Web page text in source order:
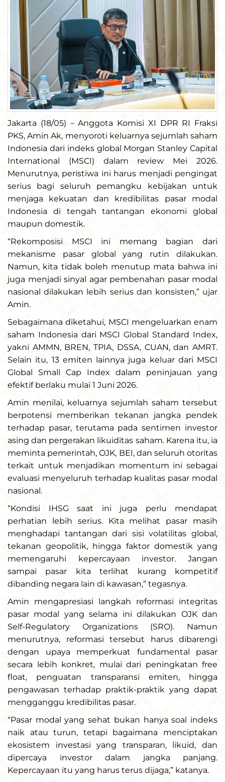
Jakarta (18/05) – Anggota Komisi XI DPR RI Fraksi
PKS, Amin Ak, menyoroti keluarnya sejumlah saham
Indonesia dari indeks global Morgan Stanley Capital
International (MSCI) dalam review Mei 2026.
Menurutnya, peristiwa ini harus menjadi pengingat
serius bagi seluruh pemangku kebijakan untuk
menjaga kekuatan dan kredibilitas pasar modal
Indonesia di tengah tantangan ekonomi global
maupun domestik.
“Rekomposisi MSCI ini memang bagian dari
mekanisme pasar global yang rutin dilakukan.
Namun, kita tidak boleh menutup mata bahwa ini
juga menjadi sinyal agar pembenahan pasar modal
nasional dilakukan lebih serius dan konsisten,” ujar
Amin.
Sebagaimana diketahui, MSCI mengeluarkan enam
saham Indonesia dari MSCI Global Standard Index,
yakni AMMN, BREN, TPIA, DSSA, CUAN, dan AMRT.
Selain itu, 13 emiten lainnya juga keluar dari MSCI
Global Small Cap Index dalam peninjauan yang
efektif berlaku mulai 1 Juni 2026.
Amin menilai, keluarnya sejumlah saham tersebut
berpotensi memberikan tekanan jangka pendek
terhadap pasar, terutama pada sentimen investor
asing dan pergerakan likuiditas saham. Karena itu, ia
meminta pemerintah, OJK, BEI, dan seluruh otoritas
terkait untuk menjadikan momentum ini sebagai
evaluasi menyeluruh terhadap kualitas pasar modal
nasional.
“Kondisi IHSG saat ini juga perlu mendapat
perhatian lebih serius. Kita melihat pasar masih
menghadapi tantangan dari sisi volatilitas global,
tekanan geopolitik, hingga faktor domestik yang
memengaruhi kepercayaan investor. Jangan
sampai pasar kita terlihat kurang kompetitif
dibanding negara lain di kawasan,” tegasnya.
Amin mengapresiasi langkah reformasi integritas
pasar modal yang selama ini dilakukan OJK dan
Self-Regulatory Organizations (SRO). Namun
menurutnya, reformasi tersebut harus dibarengi
dengan upaya memperkuat fundamental pasar
secara lebih konkret, mulai dari peningkatan free
float, penguatan transparansi emiten, hingga
pengawasan terhadap praktik-praktik yang dapat
mengganggu kredibilitas pasar.
“Pasar modal yang sehat bukan hanya soal indeks
naik atau turun, tetapi bagaimana menciptakan
ekosistem investasi yang transparan, likuid, dan
dipercaya investor dalam jangka panjang.
Kepercayaan itu yang harus terus dijaga,” katanya.